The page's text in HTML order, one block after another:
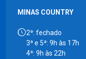
MINAS COUNTRY
2ª: fechado
3ª e 5ª: 9h às 17h
4ª: 9h às 22h